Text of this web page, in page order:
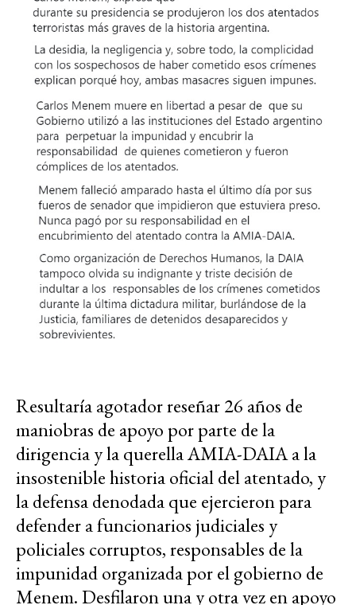
Resultaría agotador reseñar 26 años de
maniobras de apoyo por parte de la
dirigencia y la querella AMIA-DAIA a la
insostenible historia oficial del atentado, y
la defensa denodada que ejercieron para
defender a funcionarios judiciales y
policiales corruptos, responsables de la
impunidad organizada por el gobierno de
Menem. Desfilaron una y otra vez en apoyo